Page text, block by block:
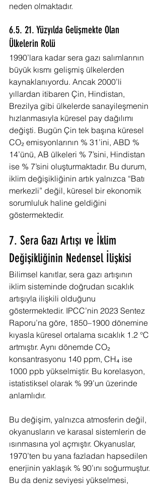
neden olmaktadır.
6.5. 21. Yüzyılda Gelişmekte Olan
Ülkelerin Rolü
1990’lara kadar sera gazı salımlarının
büyük kısmı gelişmiş ülkelerden
kaynaklanıyordu. Ancak 2000’li
yıllardan itibaren Çin, Hindistan,
Brezilya gibi ülkelerde sanayileşmenin
hızlanmasıyla küresel pay dağılımı
değişti. Bugün Çin tek başına küresel
CO₂ emisyonlarının % 31’ini, ABD %
14’ünü, AB ülkeleri % 7’sini, Hindistan
ise % 7’sini oluşturmaktadır. Bu durum,
iklim değişikliğinin artık yalnızca “Batı
merkezli” değil, küresel bir ekonomik
sorumluluk haline geldiğini
göstermektedir.
7. Sera Gazı Artışı ve İklim
Değişikliğinin Nedensel İlişkisi
Bilimsel kanıtlar, sera gazı artışının
iklim sisteminde doğrudan sıcaklık
artışıyla ilişkili olduğunu
göstermektedir. IPCC’nin 2023 Sentez
Raporu’na göre, 1850–1900 dönemine
kıyasla küresel ortalama sıcaklık 1.2 °C
artmıştır. Aynı dönemde CO₂
konsantrasyonu 140 ppm, CH₄ ise
1000 ppb yükselmiştir. Bu korelasyon,
istatistiksel olarak % 99’un üzerinde
anlamlıdır.
Bu değişim, yalnızca atmosferin değil,
okyanusların ve karasal sistemlerin de
ısınmasına yol açmıştır. Okyanuslar,
1970’ten bu yana fazladan hapsedilen
enerjinin yaklaşık % 90’ını soğurmuştur.
Bu da deniz seviyesi yükselmesi,